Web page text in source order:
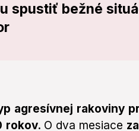
spustiť bežné
agresívnej rakoviny
rokov. O dva mesiace